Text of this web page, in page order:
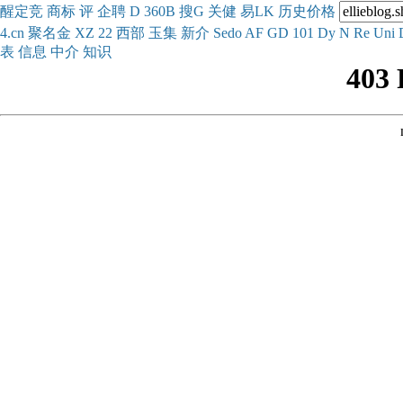
醒定竞 商标 评 企聘 D 360B 搜G 关健 易LK 历史价格
4.cn 聚名金 XZ 22 西部 玉集 新介 Sedo AF GD 101 Dy N Re Uni
表 信息 中介 知识